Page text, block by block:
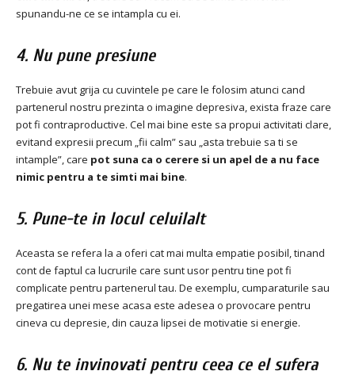
spunandu-ne ce se intampla cu ei.
4. Nu pune presiune
Trebuie avut grija cu cuvintele pe care le folosim atunci cand
partenerul nostru prezinta o imagine depresiva, exista fraze care
pot fi contraproductive. Cel mai bine este sa propui activitati clare,
evitand expresii precum „fii calm” sau „asta trebuie sa ti se
intample”, care pot suna ca o cerere si un apel de a nu face
nimic pentru a te simti mai bine.
5. Pune-te in locul celuilalt
Aceasta se refera la a oferi cat mai multa empatie posibil, tinand
cont de faptul ca lucrurile care sunt usor pentru tine pot fi
complicate pentru partenerul tau. De exemplu, cumparaturile sau
pregatirea unei mese acasa este adesea o provocare pentru
cineva cu depresie, din cauza lipsei de motivatie si energie.
6. Nu te invinovati pentru ceea ce el sufera